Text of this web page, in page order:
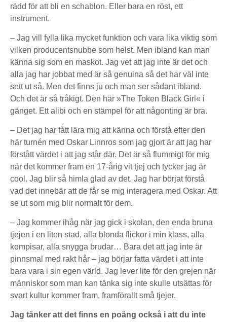
rädd för att bli en schablon. Eller bara en röst, ett
instrument.
– Jag vill fylla lika mycket funktion och vara lika viktig som
vilken producentsnubbe som helst. Men ibland kan man
känna sig som en maskot. Jag vet att jag inte är det och
alla jag har jobbat med är så genuina så det har väl inte
sett ut så. Men det finns ju och man ser sådant ibland.
Och det är så tråkigt. Den här »The Token Black Girl« i
gänget. Ett alibi och en stämpel för att någonting är bra.
– Det jag har fått lära mig att känna och förstå efter den
här turnén med Oskar Linnros som jag gjort är att jag har
förstått värdet i att jag står där. Det är så flummigt för mig
när det kommer fram en 17-årig vit tjej och tycker jag är
cool. Jag blir så himla glad av det. Jag har börjat förstå
vad det innebär att de får se mig interagera med Oskar. Att
se ut som mig blir normalt för dem.
– Jag kommer ihåg när jag gick i skolan, den enda bruna
tjejen i en liten stad, alla blonda flickor i min klass, alla
kompisar, alla snygga brudar… Bara det att jag inte är
pinnsmal med rakt hår – jag börjar fatta värdet i att inte
bara vara i sin egen värld. Jag lever lite för den grejen när
människor som man kan tänka sig inte skulle utsättas för
svart kultur kommer fram, framförallt små tjejer.
Jag tänker att det finns en poäng också i att du inte